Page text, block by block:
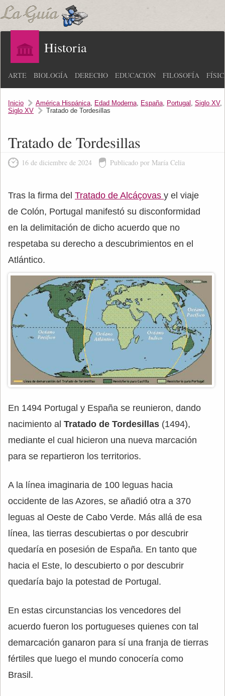
Historia
ARTE BIOLOGÍA DERECHO EDUCACIÓN FILOSOFÍA
Inicio América Hispánica, Edad Moderna, España, Portugal , Siglo XV,
Siglo XV
Tratado de Tordesillas
Tratado de Tordesillas
16 de diciembre de 2024 Publicado por María Celia
Tras la firma del Tratado de Alcáçovas y el viaje
de Colón, Portugal manifestó su disconformidad
en la delimitación de dicho acuerdo que no
respetaba su derecho a descubrimientos en el
Atlántico.
En 1494 Portugal y España se reunieron, dando
nacimiento al Tratado de Tordesillas (1494),
mediante el cual hicieron una nueva marcación
para se repartieron los territorios.
A la línea imaginaria de 100 leguas hacia
occidente de las Azores, se añadió otra a 370
leguas al Oeste de Cabo Verde. Más allá de esa
línea, las tierras descubiertas o por descubrir
quedaría en posesión de España. En tanto que
hacia el Este, lo descubierto o por descubrir
quedaría bajo la potestad de Portugal.
En estas circunstancias los vencedores del
acuerdo fueron los portugueses quienes con tal
demarcación ganaron para sí una franja de tierras
fértiles que luego el mundo conocería como
Brasil.